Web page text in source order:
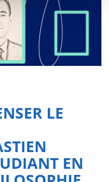
LE
EN